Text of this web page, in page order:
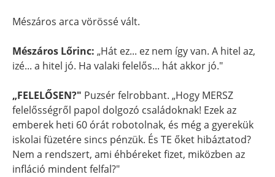
Mészáros arca vörössé vált.
Mészáros Lőrinc: „Hát ez... ez nem így van. A hitel az,
izé... a hitel jó. Ha valaki felelős... hát akkor jó."
„FELELŐSEN?" Puzsér felrobbant. „Hogy MERSZ
felelősségről papol dolgozó családoknak! Ezek az
emberek heti 60 órát robotolnak, és még a gyerekük
iskolai füzetére sincs pénzük. És TE őket hibáztatod?
Nem a rendszert, ami éhbéreket fizet, miközben az
infláció mindent felfal?"